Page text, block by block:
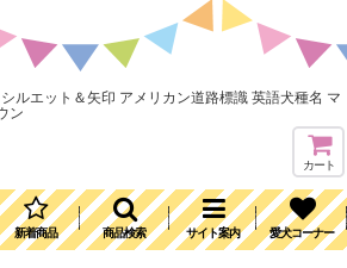
ルエット＆矢印 アメリカン道路標識 英語犬種名 マ
ン
カート
新着商品 商品検索 サイト案内 愛犬コーナー